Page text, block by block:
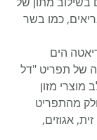
כמו בשר
הים
של תפריט "דל
מזון
מהתפריט
אגוזים,